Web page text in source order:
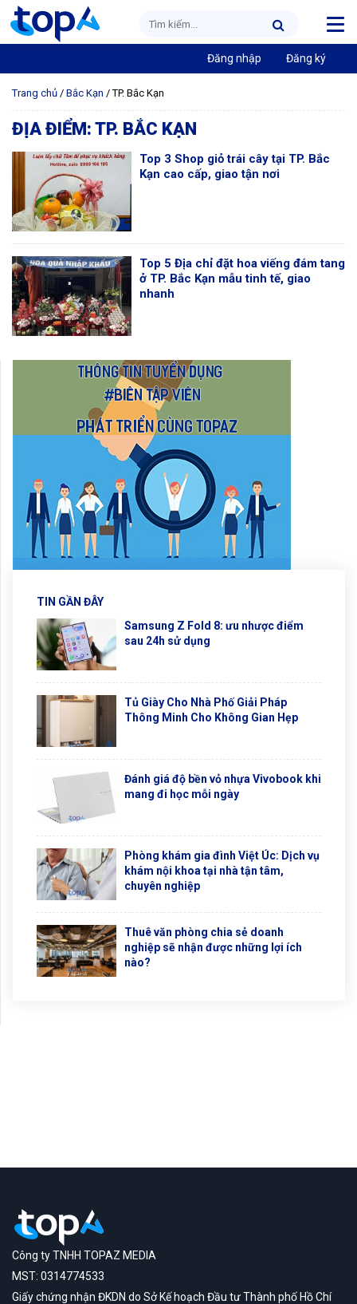
Đăng nhập Đăng ký
Trang chủ / Bắc Kạn /TP. Bắc Kạn
ĐỊA ĐIỂM: TP. BẮC KẠN
Top 3 Shop giỏ trái cây tại TP. Bắc
Kạn cao cấp, giao tận nơi
Top 5 Địa chỉ đặt hoa viếng đám tang
ở TP. Bắc Kạn mẫu tinh tế, giao
nhanh
TIN GẦN ĐÂY
Samsung Z Fold 8: ưu nhược điểm
sau 24h sử dụng
Tủ Giày Cho Nhà Phố Giải Pháp
Thông Minh Cho Không Gian Hẹp
Đánh giá độ bền vỏ nhựa Vivobook khi
mang đi học mỗi ngày
Phòng khám gia đình Việt Úc: Dịch vụ
khám nội khoa tại nhà tận tâm,
chuyên nghiệp
Thuê văn phòng chia sẻ doanh
nghiệp sẽ nhận được những lợi ích
nào?
Công ty TNHH TOPAZ MEDIA
MST: 0314774533
Giấy chứng nhận ĐKDN do Sở Kế hoạch Đầu tư Thành phố Hồ Chí